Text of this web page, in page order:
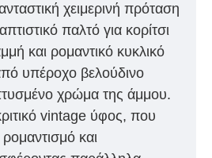
χειμερινή πρόταση
παλτό για κορίτσι
και ρομαντικό κυκλικό
υπέροχο βελούδινο
χρώμα της άμμου.
vintage ύφος, που
και